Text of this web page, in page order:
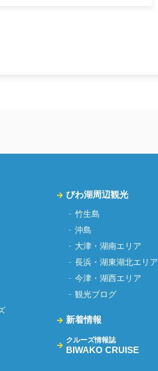
びわ湖周辺観光
竹生島
沖島
大津・湖南エリア
長浜・湖東湖北エリア
今津・湖西エリア
観光ブログ
新着情報
クルーズ情報誌
BIWAKO CRUISE